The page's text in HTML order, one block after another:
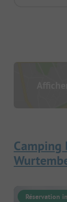
Camping
Réservation